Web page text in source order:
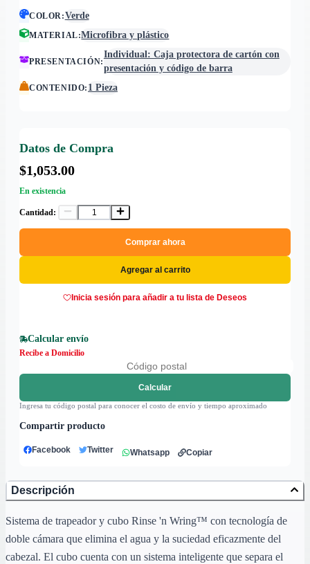
COLOR:Verde
MATERIAL:Microfibra y plástico
PRESENTACIÓN:
Individual: Caja protectora de cartón con
presentación y código de barra
CONTENIDO: 1 Pieza
Datos de Compra
$1,053.00
En existencia
Cantidad:
Comprar ahora
Agregar al carrito
Inicia sesión para añadir a tu lista de Deseos
Calcular envío
Recibe a Domicilio
Calcular
Ingresa tu código postal para conocer el costo de envío y tiempo aproximado
Compartir producto
Facebook Twitter Whatsapp Copiar
Descripción
Sistema de trapeador y cubo Rinse 'n Wring™ con tecnología de
doble cámara que elimina el agua y la suciedad eficazmente del
cabezal. El cubo cuenta con un sistema inteligente que separa el